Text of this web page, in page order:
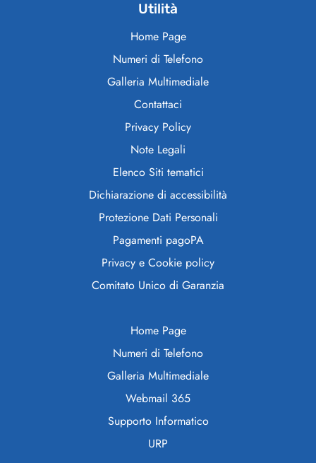
Utilità
Home Page
Numeri di Telefono
Galleria Multimediale
Contattaci
Privacy Policy
Note Legali
Elenco Siti tematici
Dichiarazione di accessibilità
Protezione Dati Personali
Pagamenti pagoPA
Privacy e Cookie policy
Comitato Unico di Garanzia
Home Page
Numeri di Telefono
Galleria Multimediale
Webmail 365
Supporto Informatico
URP